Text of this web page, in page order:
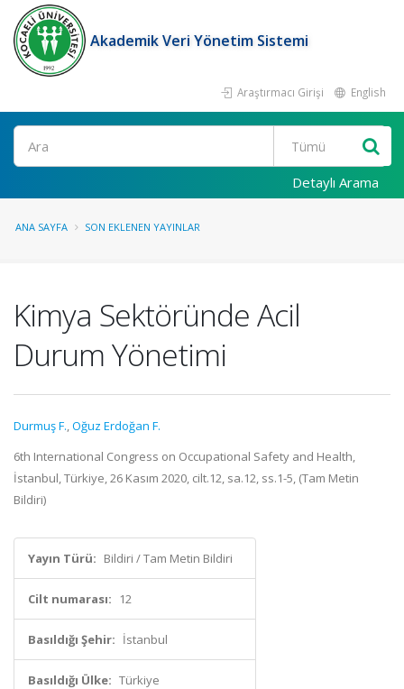
Akademik Veri Yönetim Sistemi
Araştırmacı Girişi English
Ara
Detaylı Arama
ANA SAYFA SON EKLENEN YAYINLAR
Kimya Sektöründe Acil
Durum Yönetimi
Durmuş F.,Oğuz Erdoğan F.
6th International Congress on Occupational Safety and Health,
İstanbul, Türkiye, 26 Kasım 2020, cilt.12, sa.12, ss.1-5, (Tam Metin
Bildiri)
Yayın Türü: Bildiri / Tam Metin Bildiri
Cilt numarası: 12
Basıldığı Şehir: İstanbul
Basıldığı Ülke: Türkiye